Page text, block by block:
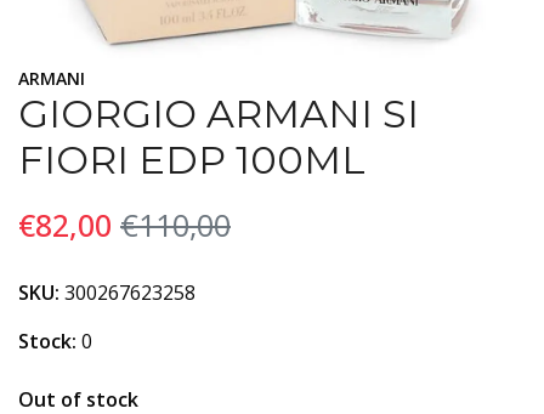
ARMANI
GIORGIO ARMANI SI
FIORI EDP 100ML
€82,00 €110,00
SKU: 300267623258
Stock: 0
Out of stock